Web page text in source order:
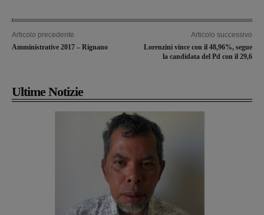
Articolo precedente
Amministrative 2017 – Rignano
Articolo successivo
Lorenzini vince con il 48,96%, segue
la candidata del Pd con il 29,6
Ultime Notizie